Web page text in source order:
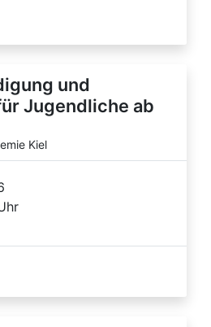
und
Jugendliche ab
Kiel